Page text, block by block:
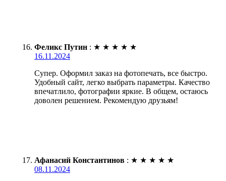
Феликс Путин : ★ ★ ★ ★ ★
16.11.2024
Супер. Оформил заказ на фотопечать, все быстро.
Удобный сайт, легко выбрать параметры. Качество
впечатлило, фотографии яркие. В общем, остаюсь
доволен решением. Рекомендую друзьям!
Афанасий Константинов : ★ ★ ★ ★ ★
08.11.2024